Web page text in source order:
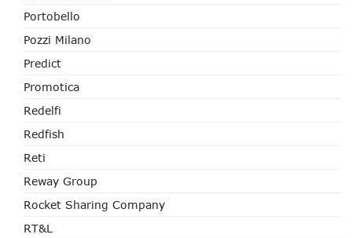
Portobello
Pozzi Milano
Predict
Promotica
Redelfi
Redfish
Reti
Reway Group
Rocket Sharing Company
RT&L